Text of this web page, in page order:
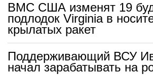
ВМС США изменят 19
подлодок Virginia в
крылатых ракет
Поддерживающий ВСУ
начал зарабатывать на